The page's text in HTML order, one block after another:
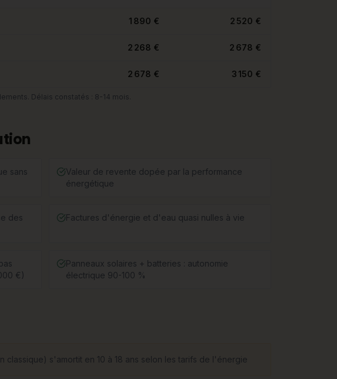
1 890 € 2 520 €
2 268 € 2 678 €
2 678 € 3 150 €
Délais constatés : 8-14 mois.
sans
Valeur de revente dopée par la performance
énergétique
des
Factures d'énergie et d'eau quasi nulles à vie
€)
Panneaux solaires + batteries : autonomie
électrique 90-100 %
classique) s'amortit en 10 à 18 ans selon les tarifs de l'énergie